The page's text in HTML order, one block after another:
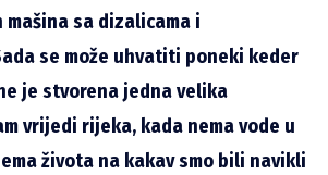
sa dizalicama i
se može uhvatiti poneki keder
je stvorena jedna velika
vrijedi rijeka, kada nema vode u
života na kakav smo bili navikli